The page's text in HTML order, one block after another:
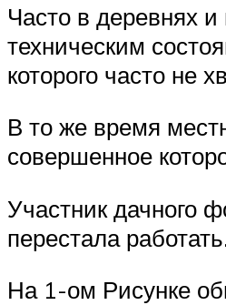
Часто в деревнях
техническим
которого часто не
В то же время
совершенное
Участник дачного
перестала
На 1-ом Рисунке